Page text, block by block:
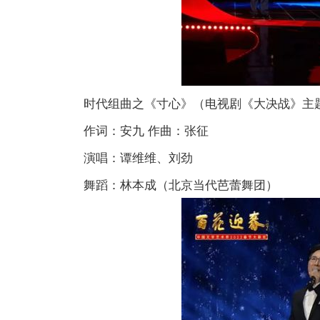
时代组曲之《寸心》（电视剧《大决战》主
作词：安九 作曲：张征
演唱：谭维维、刘劲
舞蹈：林本成（北京当代芭蕾舞团）